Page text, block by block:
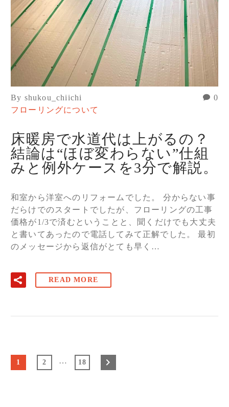
0
By shukou_chiichi
フローリングについて
床暖房で水道代は上がるの？
結論は“ほぼ変わらない”仕組
みと例外ケースを3分で解説。
和室から洋室へのリフォームでした。 分からない事
だらけでのスタートでしたが、フローリングの工事
価格が1/3で済むということと、聞くだけでも大丈夫
と書いてあったので電話してみて正解でした。 最初
のメッセージから返信がとても早く…
READ MORE
1 2 … 18